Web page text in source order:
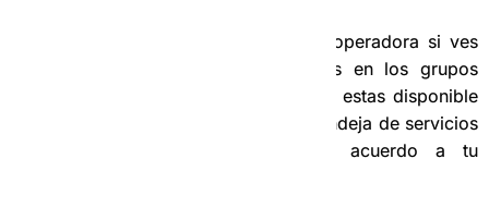
En este caso solo debes llamar a la operadora si ves
que están entrando muchos servicios en los grupos
Rene Taxis y ReneMoto, y decirle que estas disponible
para cualquier servicio, ella mira la bandeja de servicios
pendientes y te envía alguno de acuerdo a tu